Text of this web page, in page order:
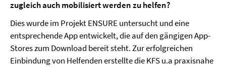
zugleich auch mobilisiert werden zu helfen?
Dies wurde im Projekt ENSURE untersucht und eine
entsprechende App entwickelt, die auf den gängigen App-
Stores zum Download bereit steht. Zur erfolgreichen
Einbindung von Helfenden erstellte die KFS u.a praxisnahe